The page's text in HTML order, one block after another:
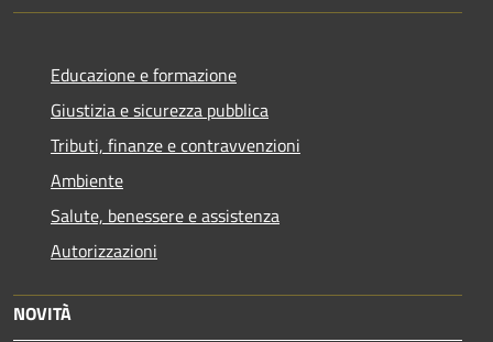
Educazione e formazione
Giustizia e sicurezza pubblica
Tributi, finanze e contravvenzioni
Ambiente
Salute, benessere e assistenza
Autorizzazioni
NOVITÀ